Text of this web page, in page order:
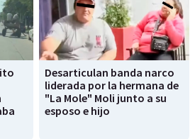
Desarticulan banda narco
liderada por la hermana de
"La Mole" Moli junto a su
esposo e hijo